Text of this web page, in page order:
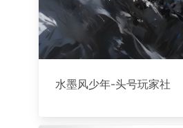
水墨风少年-头号玩家社